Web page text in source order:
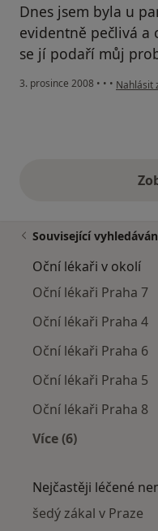
Dnes jsem byla u
evidentně pečlivá a
se jí podaří můj
3. prosince 2008 • • • podle
Nahlásit
Související
Oční lékaři v okolí
Oční lékaři Praha 7
Oční lékaři Praha 4
Oční lékaři Praha 6
Oční lékaři Praha 5
Oční lékaři Praha 8
Více (6)
Nejčastěji léčené
šedý zákal v Praze